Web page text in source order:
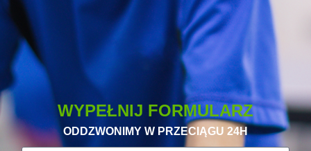
WYPEŁNIJ FORMULARZ
ODDZWONIMY W PRZECIĄGU 24H